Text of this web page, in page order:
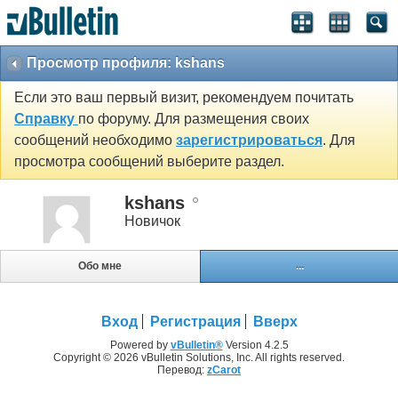
Просмотр профиля: kshans
Если это ваш первый визит, рекомендуем почитать
Справку по форуму. Для размещения своих
сообщений необходимо зарегистрироваться. Для
просмотра сообщений выберите раздел.
kshans
Новичок
Обо мне ...
Вход Регистрация Вверх
Powered by vBulletin®Version 4.2.5
Copyright © 2026 vBulletin Solutions, Inc. All rights reserved.
Перевод: zCarot